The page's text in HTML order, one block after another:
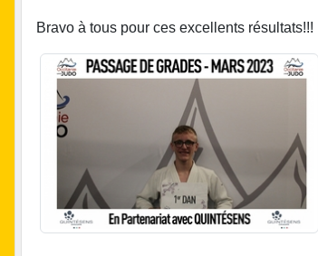
Bravo à tous pour ces excellents résultats!!!